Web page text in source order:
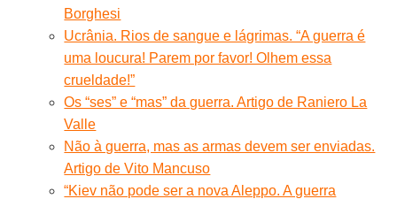
Borghesi
Ucrânia. Rios de sangue e lágrimas. “A guerra é
uma loucura! Parem por favor! Olhem essa
crueldade!”
Os “ses” e “mas” da guerra. Artigo de Raniero La
Valle
Não à guerra, mas as armas devem ser enviadas.
Artigo de Vito Mancuso
“Kiev não pode ser a nova Aleppo. A guerra